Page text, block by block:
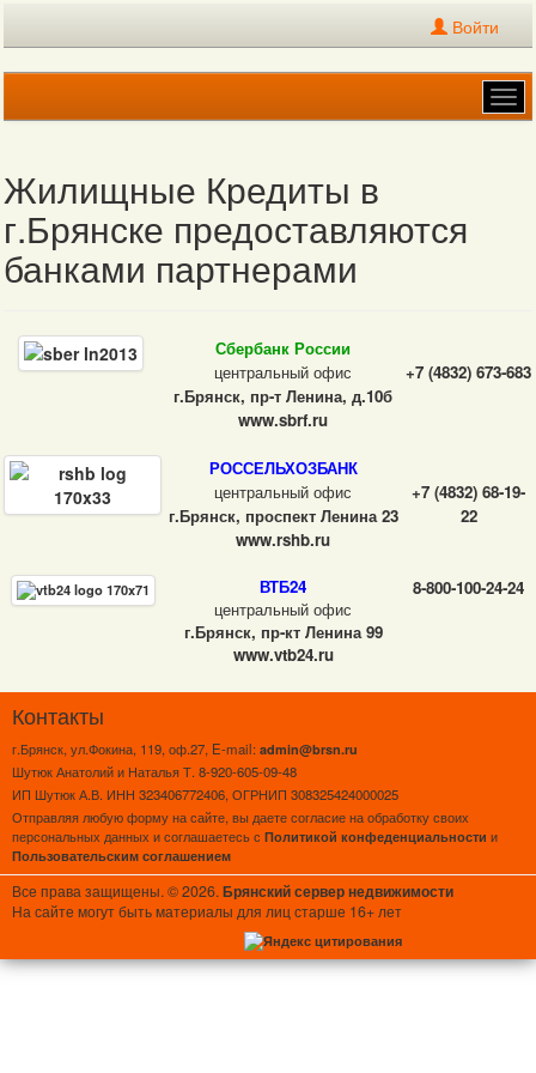
Войти
Жилищные Кредиты в
г.Брянске предоставляются
банками партнерами
Сбербанк России
центральный офис
г.Брянск, пр-т Ленина, д.10б
www.sbrf.ru
+7 (4832) 673-683
РОССЕЛЬХОЗБАНК
центральный офис
г.Брянск, проспект Ленина 23
www.rshb.ru
+7 (4832) 68-19-
22
ВТБ24
центральный офис
г.Брянск, пр-кт Ленина 99
www.vtb24.ru
8-800-100-24-24
Контакты
г.Брянск, ул.Фокина, 119, оф.27, E-mail: admin@brsn.ru
Шутюк Анатолий и Наталья Т. 8-920-605-09-48
ИП Шутюк А.В. ИНН 323406772406, ОГРНИП 308325424000025
Отправляя любую форму на сайте, вы даете согласие на обработку своих
персональных данных и соглашаетесь с Политикой конфеденциальности и
Пользовательским соглашением
Все права защищены. © 2026.Брянский сервер недвижимости
На сайте могут быть материалы для лиц старше 16+ лет